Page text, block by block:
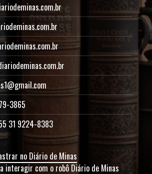
3865
31 9224-8383
no Diário de Minas
interagir com o robô Diário de Minas